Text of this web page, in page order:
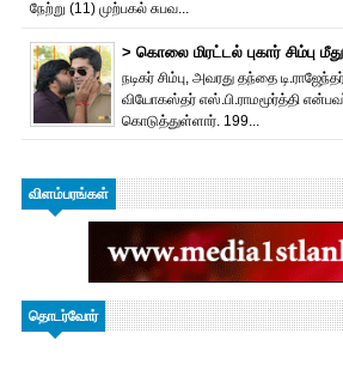
நேற்று (11) முற்பகல் சுபவ...
> கொலை மிரட்டல் புகார் சிம்பு
நடிகர் சிம்பு, அவரது தந்தை
வியோகஸ்தர் எஸ்.பி.ராமமூர்த்தி
கொடுத்துள்ளார். 199...
விளம்பரங்கள்
தொடர்வோர்